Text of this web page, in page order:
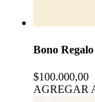
Bono
$100.000,00
AGREGAR